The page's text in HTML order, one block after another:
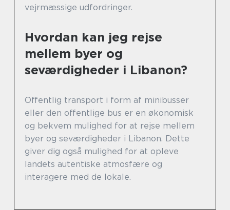
vejrmæssige udfordringer.
Hvordan kan jeg rejse
mellem byer og
seværdigheder i Libanon?
Offentlig transport i form af minibusser
eller den offentlige bus er en økonomisk
og bekvem mulighed for at rejse mellem
byer og seværdigheder i Libanon. Dette
giver dig også mulighed for at opleve
landets autentiske atmosfære og
interagere med de lokale.